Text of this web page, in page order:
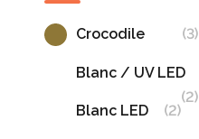
Crocodile (3)
Blanc / UV LED
(2)
Blanc LED (2)